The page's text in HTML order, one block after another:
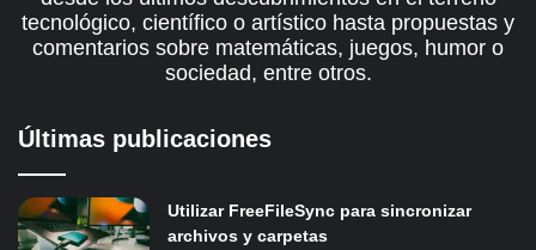
tecnológico, científico o artístico hasta propuestas y
comentarios sobre matemáticas, juegos, humor o
sociedad, entre otros.
Últimas publicaciones
Utilizar FreeFileSync para sincronizar
archivos y carpetas